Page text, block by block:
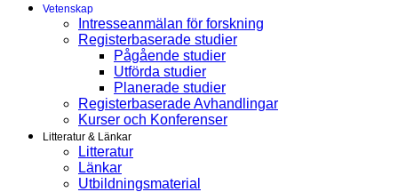
Vetenskap
Intresseanmälan för forskning
Registerbaserade studier
Pågående studier
Utförda studier
Planerade studier
Registerbaserade Avhandlingar
Kurser och Konferenser
Litteratur & Länkar
Litteratur
Länkar
Utbildningsmaterial